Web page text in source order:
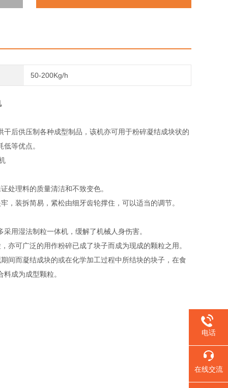
50-200Kg/h
后供压制各种成型制品，该机亦可用于粉碎凝结成块状的
等优点。
处理料的质量清洁和不致变色。
，装拆简易，紧松由细牙齿轮撑住，可以适当的调节。
用湿法制粒一体机，缓解了机械人身伤害。
亦可广泛的用作粉碎已成了块子而成为现成的颗粒之用。
间而凝结成块的或在化学加工过程中所结块的块子，在食
成为成型颗粒。
电话
在线交流